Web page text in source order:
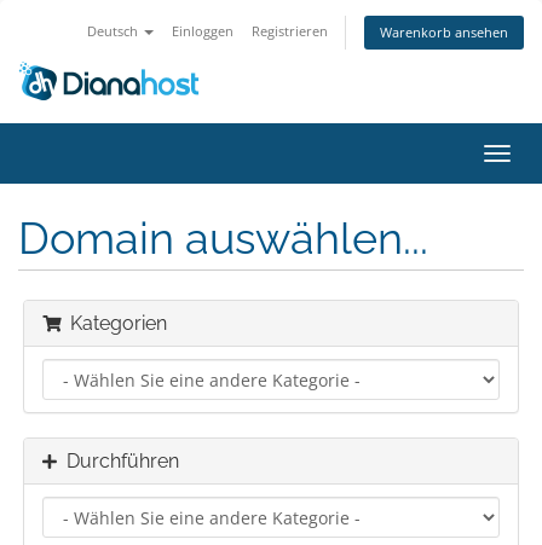
Deutsch Einloggen Registrieren Warenkorb ansehen
ein-/
Domain auswählen...
Kategorien
Durchführen